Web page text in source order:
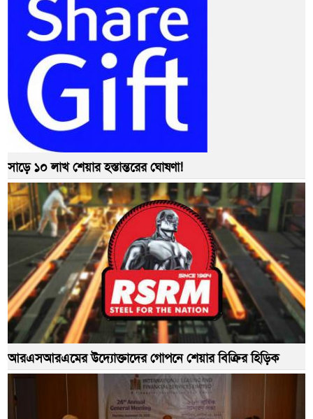
সাড়ে ১০ লাখ শেয়ার হস্তান্তরের ঘোষণা!
আরএসআরএমের উদ্যোক্তাদের গোপনে শেয়ার বিক্রির হিড়িক